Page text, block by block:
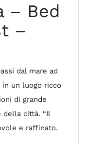
– Bed
–
dal mare ad
un luogo ricco
di grande
della città. “Il
e raffinato.